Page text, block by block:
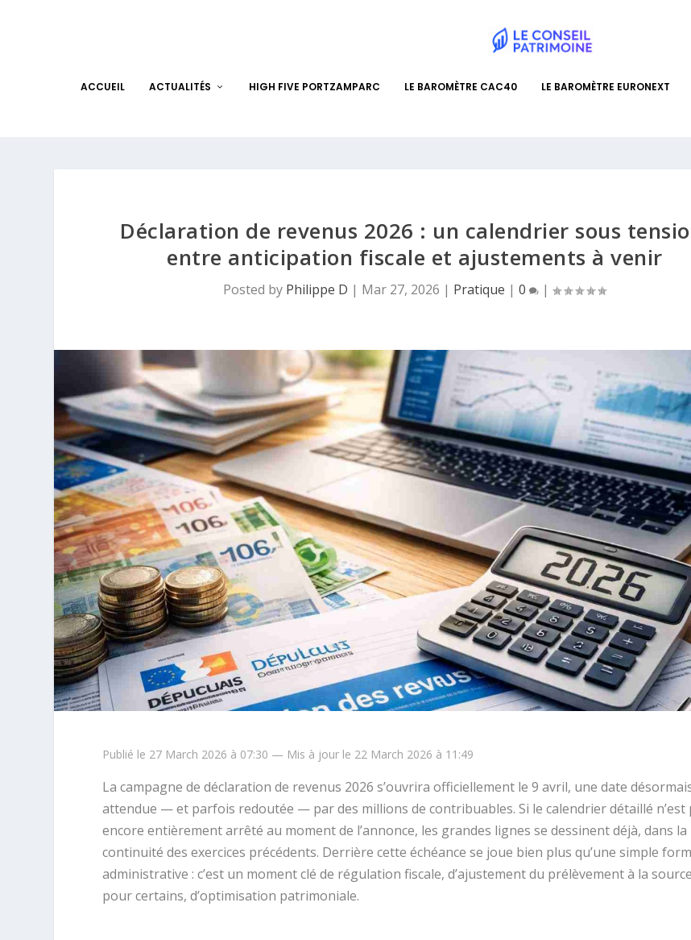
ACCUEIL ACTUALITÉS HIGH FIVE PORTZAMPARC LE BAROMÈTRE CAC40 LE BAROMÈTRE EURONEXT
Déclaration de revenus 2026 : un calendrier sous
entre anticipation fiscale et ajustements à venir
Posted by Philippe D | Mar 27, 2026 | Pratique |0 |
Publié le 27 March 2026 à 07:30 — Mis à jour le 22 March 2026 à 11:49
La campagne de déclaration de revenus 2026 s’ouvrira officiellement le 9 avril, une date
attendue — et parfois redoutée — par des millions de contribuables. Si le calendrier détaillé n’est
encore entièrement arrêté au moment de l’annonce, les grandes lignes se dessinent déjà, dans la
continuité des exercices précédents. Derrière cette échéance se joue bien plus qu’une simple
administrative : c’est un moment clé de régulation fiscale, d’ajustement du prélèvement à la
pour certains, d’optimisation patrimoniale.